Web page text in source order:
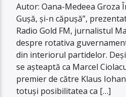
Autor: Oana-Medeea Groza
Gușă, și-n căpușă”,
Radio Gold FM, jurnalistul
despre rotativa
din interiorul partidelor.
se așteaptă ca Marcel
premier de către Klaus
totuși posibilitatea ca […]